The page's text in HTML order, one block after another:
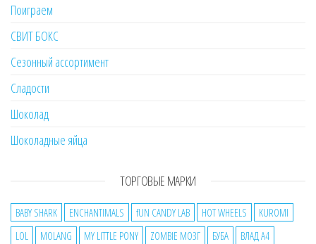
Поиграем
СВИТ БОКС
Сезонный ассортимент
Сладости
Шоколад
Шоколадные яйца
ТОРГОВЫЕ МАРКИ
BABY SHARK ENCHANTIMALS fUN CANDY LAB HOT WHEELS
KUROMI
LOL
MOLANG MY LITTLE PONY ZOMBIE МОЗГ БУБА
ВЛАД А4